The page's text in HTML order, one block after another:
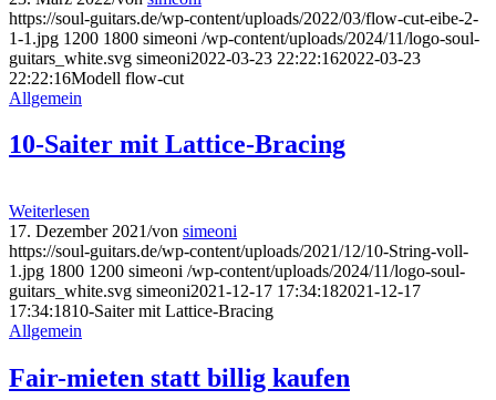
https://soul-guitars.de/wp-content/uploads/2022/03/flow-cut-eibe-2-
1-1.jpg 1200 1800 simeoni /wp-content/uploads/2024/11/logo-soul-
guitars_white.svg simeoni2022-03-23 22:22:162022-03-23
22:22:16Modell flow-cut
Allgemein
10-Saiter mit Lattice-Bracing
Weiterlesen
17. Dezember 2021/von simeoni
https://soul-guitars.de/wp-content/uploads/2021/12/10-String-voll-
1.jpg 1800 1200 simeoni /wp-content/uploads/2024/11/logo-soul-
guitars_white.svg simeoni2021-12-17 17:34:182021-12-17
17:34:1810-Saiter mit Lattice-Bracing
Allgemein
Fair-mieten statt billig kaufen